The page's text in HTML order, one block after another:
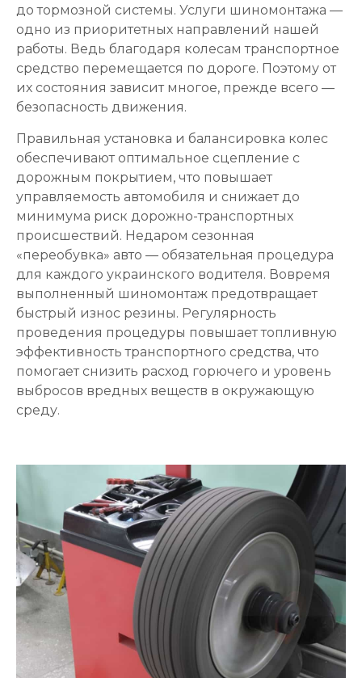
до тормозной системы. Услуги шиномонтажа —
одно из приоритетных направлений нашей
работы. Ведь благодаря колесам транспортное
средство перемещается по дороге. Поэтому от
их состояния зависит многое, прежде всего —
безопасность движения.
Правильная установка и балансировка колес
обеспечивают оптимальное сцепление с
дорожным покрытием, что повышает
управляемость автомобиля и снижает до
минимума риск дорожно-транспортных
происшествий. Недаром сезонная
«переобувка» авто — обязательная процедура
для каждого украинского водителя. Вовремя
выполненный шиномонтаж предотвращает
быстрый износ резины. Регулярность
проведения процедуры повышает топливную
эффективность транспортного средства, что
помогает снизить расход горючего и уровень
выбросов вредных веществ в окружающую
среду.